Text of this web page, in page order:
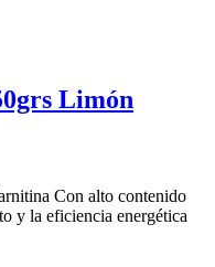
Limón
Con alto contenido
y la eficiencia energética